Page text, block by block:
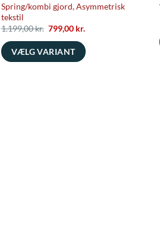
Spring/kombi gjord, Asymmetrisk
tekstil
1.199,00kr. Den
oprindelige
pris
var:
1.199,00 kr..
799,00 kr.
pris
er:
VÆLG VARIANT